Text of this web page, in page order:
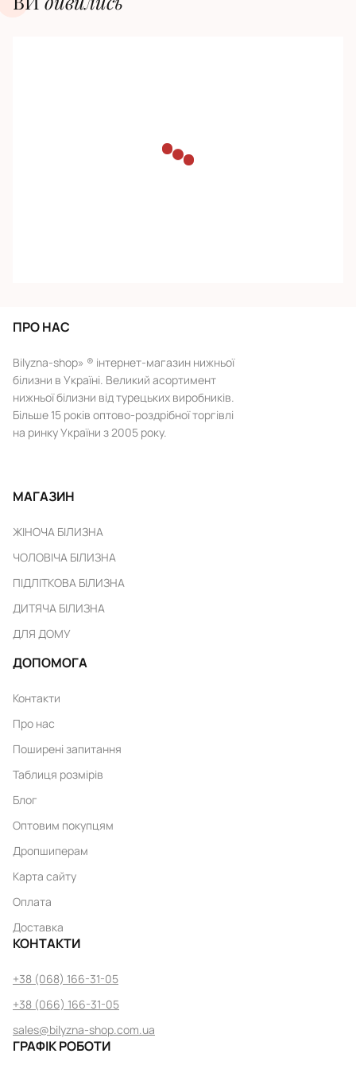
ПРО НАС
Bilyzna-shop» ® інтернет-магазин нижньої
білизни в Україні. Великий асортимент
нижньої білизни від турецьких виробників.
Більше 15 років оптово-роздрібної торгівлі
на ринку України з 2005 року.
МАГАЗИН
ЖІНОЧА БІЛИЗНА
ЧОЛОВІЧА БІЛИЗНА
ПІДЛІТКОВА БІЛИЗНА
ДИТЯЧА БІЛИЗНА
ДЛЯ ДОМУ
ДОПОМОГА
Контакти
Про нас
Поширені запитання
Таблиця розмірів
Блог
Оптовим покупцям
Дропшиперам
Карта сайту
Оплата
Доставка
КОНТАКТИ
+38 (068) 166-31-05
+38 (066) 166-31-05
sales@bilyzna-shop.com.ua
ГРАФІК РОБОТИ